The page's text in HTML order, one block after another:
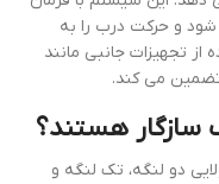
و حرکت درب را به
تجهیزات جانبی مانند
تضمین می کند.
سازگار هستند؟
دو لنگه، تک لنگه و